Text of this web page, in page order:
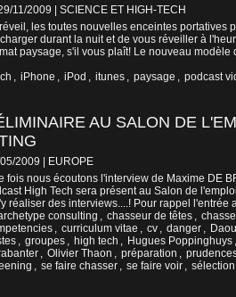
11/2009
SCIENCE ET HIGH-TECH
les toutes nouvelles enceintes portatives
durant la nuit et de vous réveiller à
paysage, s'il vous plaît! Le nouveau modèle
, iPhone , iPod , itunes , paysage , podcast
AU SALON DE
2009
EUROPE
fois nous écoutons l'interview de Maxime DE
High Tech sera présent au Salon de
réaliser des interviews....! Pour rappel l'entrée
consulting , chasseur de têtes ,
, curriculum vitae , cv , danger ,
, groupes , high tech , Hugues Poppinghuys ,
, Olivier Thaon , préparation ,
, se faire chasser , se faire voir , sélection